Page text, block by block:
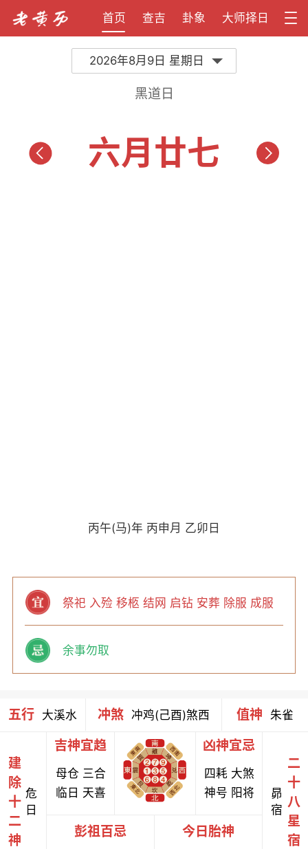
首页 查吉 卦象 大师择日
2026年8月9日 星期日
黑道日
六月廿七
丙午(马)年 丙申月 乙卯日
祭祀 入殓 移柩 结网 启钻 安葬 除服 成服
余事勿取
五行 大溪水 冲煞 冲鸡(己酉)煞西 值神 朱雀
建
除
十
二
神
危
日
吉神宜趋
母仓 三合
临日 天喜
凶神宜忌
四耗 大煞
神号 阳将
彭祖百忌 今日胎神
昴
宿
二
十
八
星
宿